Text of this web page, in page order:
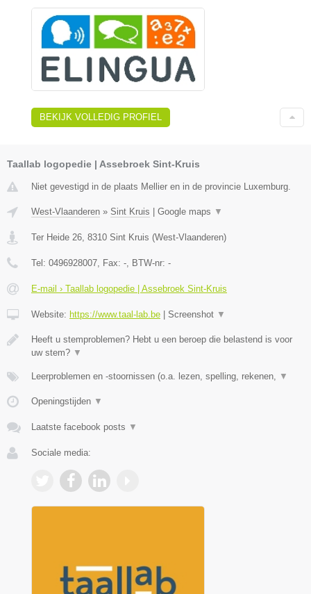
BEKIJK VOLLEDIG PROFIEL
Taallab logopedie | Assebroek Sint-Kruis
Niet gevestigd in de plaats Mellier en in de provincie Luxemburg.
West-Vlaanderen » Sint Kruis Google maps ▼
Ter Heide 26, 8310 Sint Kruis (West-Vlaanderen)
Tel: 0496928007, Fax: -, BTW-nr: -
E-mail › Taallab logopedie | Assebroek Sint-Kruis
Website: https://www.taal-lab.be Screenshot ▼
Heeft u stemproblemen? Hebt u een beroep die belastend is voor
uw stem? ▼
Leerproblemen en -stoornissen (o.a. lezen, spelling, rekenen, ▼
Openingstijden ▼
Laatste facebook posts ▼
Sociale media: